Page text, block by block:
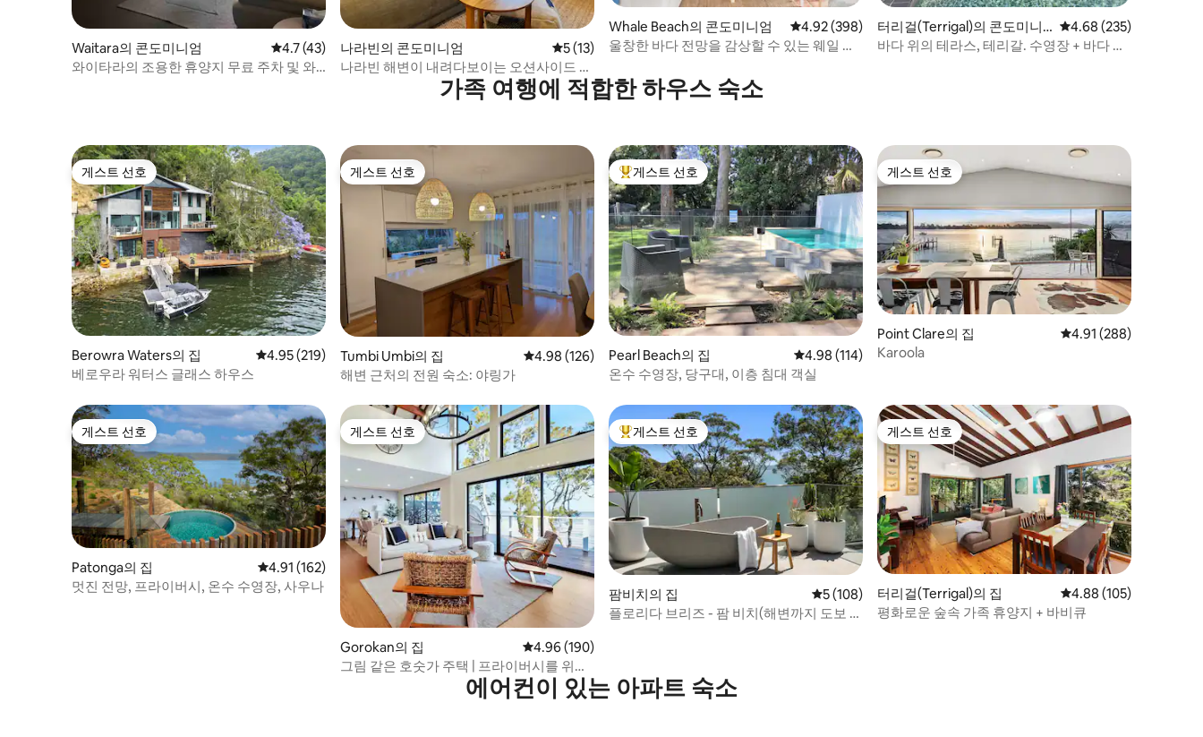
Waitara의 콘도미니엄 평점 4.7점(5점 만점), 후기 43개
4.7 (43)
와이타라의 조용한 휴양지 무료 주차 및 와
나라빈의 콘도미니엄 평점 5점(5점 만점), 후기 13개
5 (13)
나라빈 해변이 내려다보이는 오션사이드 휴
Whale Beach의 콘도미니엄 평점 4.92점(5점 만점), 후기 398개
4.92 (398)
울창한 바다 전망을 감상할 수 있는 웨일 비
터리걸(Terrigal)의 콘도미니
엄
평점 4.68점(5점 만점),
4.68 (235)
바다 위의 테라스, 테리갈. 수영장 + 바다 전
가족 여행에 적합한 하우스 숙소
게스트 선호
게스트 선호
Berowra Waters의 집 평점 4.95점(5점 만점), 후기 219개
4.95 (219)
베로우라 워터스 글래스 하우스
게스트 선호
게스트 선호
Tumbi Umbi의 집 평점 4.98점(5점 만점), 후기 126개
4.98 (126)
해변 근처의 전원 숙소: 야링가
상위 게스트 선호
게스트 선호
Pearl Beach의 집 평점 4.98점(5점 만점), 후기 114개
4.98 (114)
온수 수영장, 당구대, 이층 침대 객실
게스트 선호
게스트 선호
Point Clare의 집 평점 4.91점(5점 만점),
4.91 (288)
Karoola
게스트 선호
게스트 선호
Patonga의 집 평점 4.91점(5점 만점), 후기 162개
4.91 (162)
멋진 전망, 프라이버시, 온수 수영장, 사우나
게스트 선호
게스트 선호
Gorokan의 집 평점 4.96점(5점 만점), 후기 190개
4.96 (190)
그림 같은 호숫가 주택 | 프라이버시를 위한
상위 게스트 선호
게스트 선호
팜비치의 집 평점 5점(5점 만점), 후기 108개
5 (108)
플로리다 브리즈 - 팜 비치(해변까지 도보 5
게스트 선호
게스트 선호
터리걸(Terrigal)의 집 평점 4.88점(5점 만점),
4.88 (105)
평화로운 숲속 가족 휴양지 + 바비큐
에어컨이 있는 아파트 숙소